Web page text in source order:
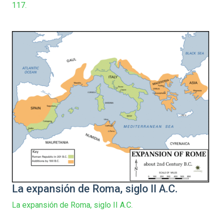
117.
La expansión de Roma, siglo II A.C.
La expansión de Roma, siglo II A.C.